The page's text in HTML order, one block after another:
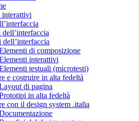
interattivi
di composizione
interattivi
testuali (microtesti)
e costruire in alta fedeltà
di pagina
in alta fedeltà
con il design system .italia